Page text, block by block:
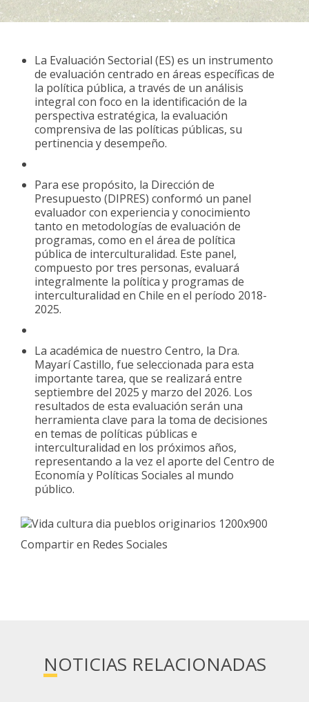
La Evaluación Sectorial (ES) es un instrumento
de evaluación centrado en áreas específicas de
la política pública, a través de un análisis
integral con foco en la identificación de la
perspectiva estratégica, la evaluación
comprensiva de las políticas públicas, su
pertinencia y desempeño.
Para ese propósito, la Dirección de
Presupuesto (DIPRES) conformó un panel
evaluador con experiencia y conocimiento
tanto en metodologías de evaluación de
programas, como en el área de política
pública de interculturalidad. Este panel,
compuesto por tres personas, evaluará
integralmente la política y programas de
interculturalidad en Chile en el período 2018-
2025.
La académica de nuestro Centro, la Dra.
Mayarí Castillo, fue seleccionada para esta
importante tarea, que se realizará entre
septiembre del 2025 y marzo del 2026. Los
resultados de esta evaluación serán una
herramienta clave para la toma de decisiones
en temas de políticas públicas e
interculturalidad en los próximos años,
representando a la vez el aporte del Centro de
Economía y Políticas Sociales al mundo
público.
Compartir en Redes Sociales
NOTICIAS RELACIONADAS